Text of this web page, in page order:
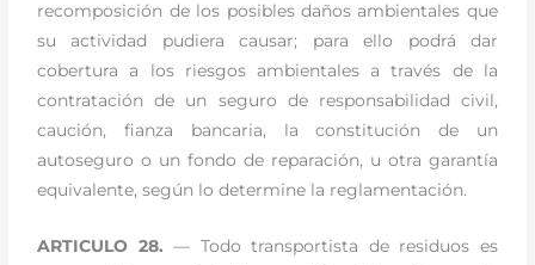
recomposición de los posibles daños ambientales que
su actividad pudiera causar; para ello podrá dar
cobertura a los riesgos ambientales a través de la
contratación de un seguro de responsabilidad civil,
caución, fianza bancaria, la constitución de un
autoseguro o un fondo de reparación, u otra garantía
equivalente, según lo determine la reglamentación.
ARTICULO 28.— Todo transportista de residuos es